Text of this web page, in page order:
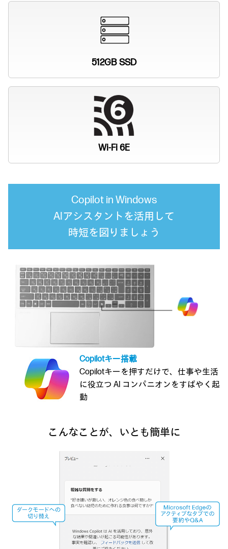
512GB SSD
Wi-Fi 6E
Copilot in Windows
AIアシスタントを活用して
時短を図りましょう
Copilotキー搭載
Copilotキーを押すだけで、仕事や生活
に役立つ AI コンパニオンをすばやく起
動
こんなことが、いとも簡単に